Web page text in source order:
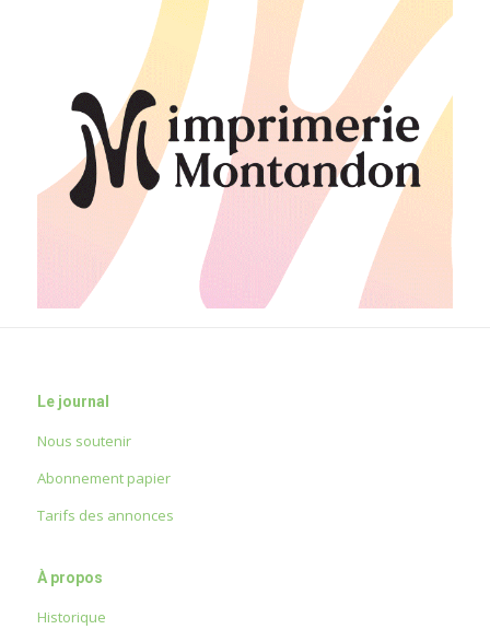
Le journal
Nous soutenir
Abonnement papier
Tarifs des annonces
À propos
Historique